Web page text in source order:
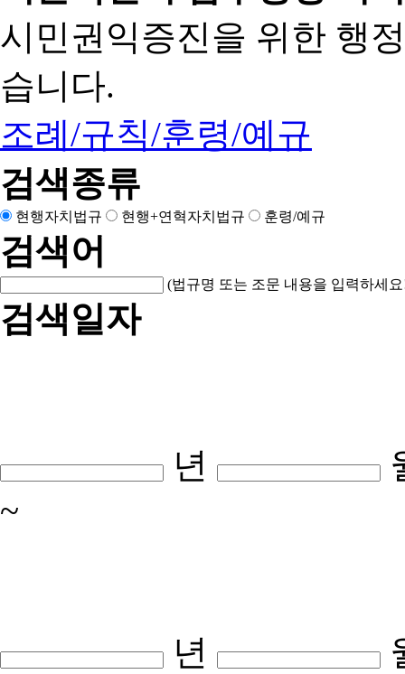
시민권익증진을 위한 행
습니다.
조례/규칙/훈령/예규
검색종류
현행자치법규 현행+연혁자치법규 훈령/예규
검색어
(법규명 또는 조문 내용을 입력하세
검색일자
년
~
년